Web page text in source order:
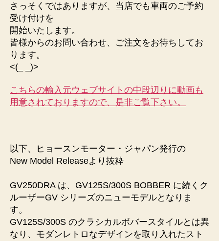
さっそくではありますが、当店でも車両のご予約
受け付けを
開始いたします。
皆様からのお問い合わせ、ご注文をお待ちしてお
ります。
<(_ _)>
こちらの輸入元ウェブサイトの中段辺りに動画も
用意されておりますので、是非ご覧下さい。
以下、ヒョースンモーター・ジャパン発行の
New Model Releaseより抜粋
GV250DRA は、GV125S/300S BOBBER に続くク
ルーザーGV シリーズのニューモデルとなりま
す。
GV125S/300S のクラシカルボバースタイルとは異
なり、モダンレトロなデザインを取り入れたスト